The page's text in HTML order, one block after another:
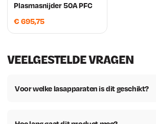
Plasmasnijder 50A PFC
€ 695,75
VEELGESTELDE VRAGEN
Voor welke lasapparaten is dit geschikt?